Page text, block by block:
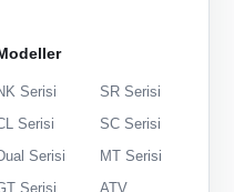
Serisi
SR Serisi
Serisi
SC Serisi
Serisi
MT Serisi
Serisi
ATV